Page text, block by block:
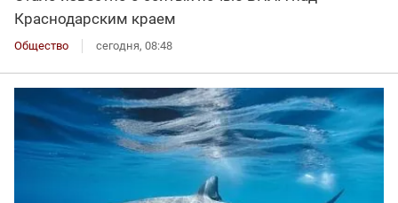
Краснодарским краем
Общество сегодня, 08:48